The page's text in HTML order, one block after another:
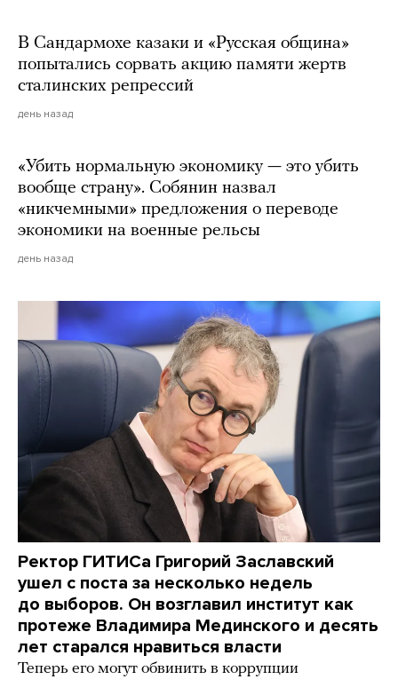
В Сандармохе казаки и «Русская община»
попытались сорвать акцию памяти жертв
сталинских репрессий
день назад
«Убить нормальную экономику — это убить
вообще страну». Собянин назвал
«никчемными» предложения о переводе
экономики на военные рельсы
день назад
Ректор ГИТИСа Григорий Заславский
ушел с поста за несколько недель
до выборов. Он возглавил институт как
протеже Владимира Мединского и десять
лет старался нравиться власти
Теперь его могут обвинить в коррупции